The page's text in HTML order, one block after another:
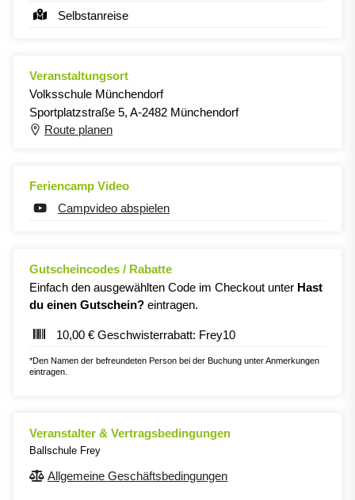
Selbstanreise
Veranstaltungsort
Volksschule Münchendorf
Sportplatzstraße 5, A-2482 Münchendorf
Route planen
Feriencamp Video
Campvideo abspielen
Gutscheincodes / Rabatte
Einfach den ausgewählten Code im Checkout unter Hast
du einen Gutschein? eintragen.
10,00 € Geschwisterrabatt: Frey10
*Den Namen der befreundeten Person bei der Buchung unter Anmerkungen
eintragen.
Veranstalter & Vertragsbedingungen
Ballschule Frey
Allgemeine Geschäftsbedingungen